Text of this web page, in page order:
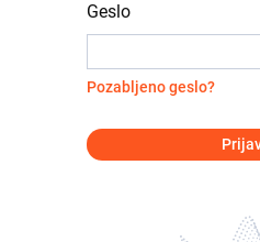
Geslo
Pozabljeno geslo?